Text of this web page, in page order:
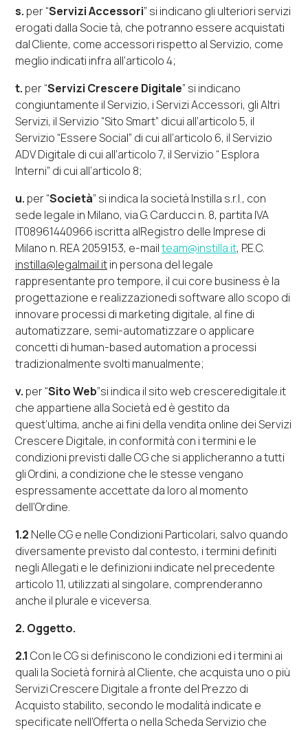
s. per “Servizi Accessori” si indicano gli ulteriori servizi
erogati dalla Socie tà, che potranno essere acquistati
dal Cliente, come accessori rispetto al Servizio, come
meglio indicati infra all’articolo 4;
t. per “Servizi Crescere Digitale” si indicano
congiuntamente il Servizio, i Servizi Accessori, gli Altri
Servizi, il Servizio “Sito Smart” dicui all’articolo 5, il
Servizio “Essere Social” di cui all’articolo 6, il Servizio
ADV Digitale di cui all’articolo 7, il Servizio “ Esplora
Interni” di cui all’articolo 8;
u. per “Società” si indica la società Instilla s.r.l., con
sede legale in Milano, via G. Carducci n. 8, partita IVA
IT08961440966 iscritta alRegistro delle Imprese di
Milano n. REA 2059153, e-mailteam@instilla.it, P.E.C.
instilla@legalmail.itin persona del legale
rappresentante pro tempore, il cui core business è la
progettazione e realizzazionedi software allo scopo di
innovare processi di marketing digitale, al fine di
automatizzare, semi-automatizzare o applicare
concetti di human-based automation a processi
tradizionalmente svolti manualmente;
v. per “Sito Web”si indica il sito web cresceredigitale.it
che appartiene alla Società ed è gestito da
quest’ultima, anche ai fini della vendita online dei Servizi
Crescere Digitale, in conformità con i termini e le
condizioni previsti dalle CG che si applicheranno a tutti
gli Ordini, a condizione che le stesse vengano
espressamente accettate da loro al momento
dell’Ordine.
1.2 Nelle CG e nelle Condizioni Particolari, salvo quando
diversamente previsto dal contesto, i termini definiti
negli Allegati e le definizioni indicate nel precedente
articolo 1.1, utilizzati al singolare, comprenderanno
anche il plurale e viceversa.
2. Oggetto.
2.1 Con le CG si definiscono le condizioni ed i termini ai
quali la Società fornirà al Cliente, che acquista uno o più
Servizi Crescere Digitale a fronte del Prezzo di
Acquisto stabilito, secondo le modalità indicate e
specificate nell’Offerta o nella Scheda Servizio che